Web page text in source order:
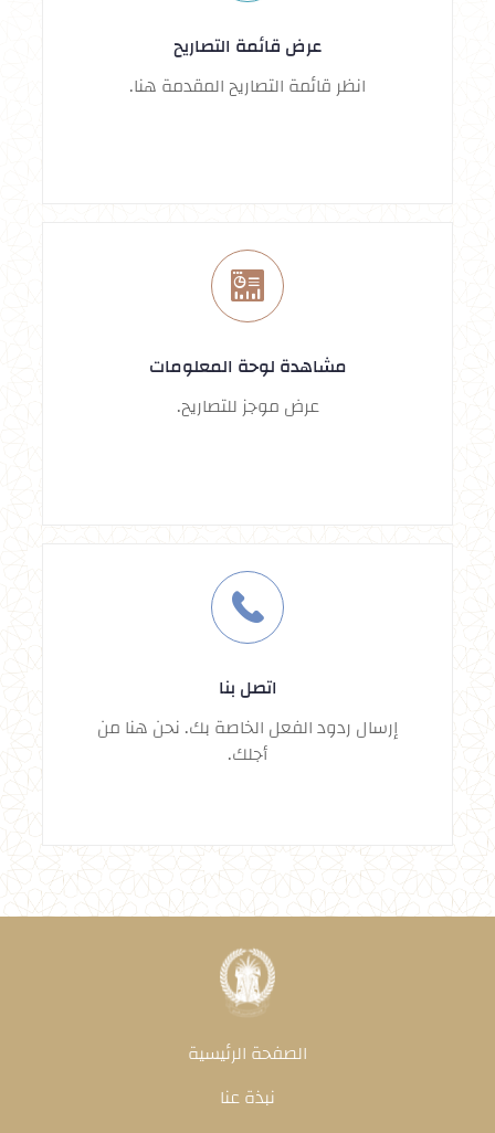
عرض قائمة التصاريح
انظر قائمة التصاريح المقدمة هنا.
مشاهدة لوحة المعلومات
عرض موجز للتصاريح.
اتصل بنا
إرسال ردود الفعل الخاصة بك. نحن هنا من
أجلك.
الصفحة الرئيسية
نبذة عنا